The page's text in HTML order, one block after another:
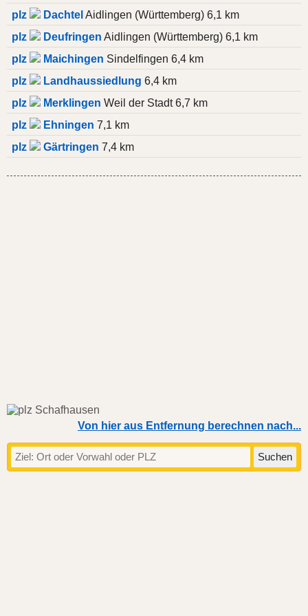
plz
Dachtel Aidlingen (Württemberg) 6,1 km
plz
Deufringen Aidlingen (Württemberg) 6,1 km
plz
Maichingen Sindelfingen 6,4 km
plz
Landhaussiedlung 6,4 km
plz
Merklingen Weil der Stadt 6,7 km
plz
Ehningen 7,1 km
plz
Gärtringen 7,4 km
Von hier aus Entfernung berechnen nach...